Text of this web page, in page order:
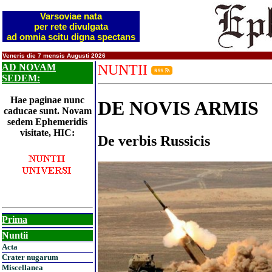
Varsoviae nata
per rete divulgata
ad omnia scitu digna spectans
Veneris die 7 mensis Augusti 2026
AD NOVAM
SEDEM:
Hae paginae nunc
caducae sunt. Novam
sedem Ephemeridis
visitate, HIC:
Prima
Nuntii
Acta
Crater nugarum
Miscellanea
NUNTII
DE NOVIS ARMIS
De verbis Russicis